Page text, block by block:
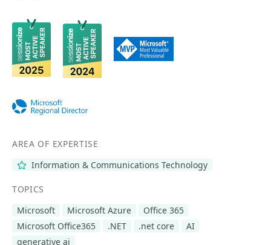
AREA OF EXPERTISE
Information & Communications Technology
TOPICS
Microsoft
Microsoft Azure
Office 365
Microsoft Office365
.NET .net core
AI
generative ai